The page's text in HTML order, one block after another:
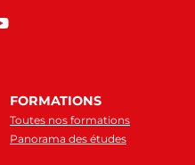
FORMATIONS
Toutes nos formations
Panorama des études